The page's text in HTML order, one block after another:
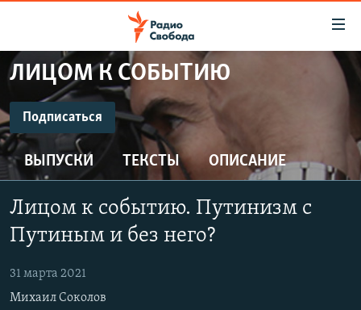
упрощенного
доступа
Вернуться
к
основному
содержанию
Вернутся
главной
Вернутся
ПРОГРАММЫ
ПОДКАСТЫ
АВТОРСКИЕ ПРОЕКТЫ
ЦИТАТЫ СВОБОДЫ
МНЕНИЯ
КУЛЬТУРА
КАВКАЗ.РЕАЛИИ
ЛИЦОМ К СОБЫТИЮ
Подписаться
ПОДПИСАТЬСЯ
Подписаться
ВЫПУСКИ ТЕКСТЫ ОПИСАНИЕ
Лицом к событию. Путинизм с
Путиным и без него?
31 марта 2021
Михаил Соколов